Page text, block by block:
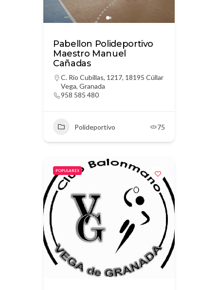
Pabellon Polideportivo
Maestro Manuel
Cañadas
C. Río Cubillas, 1217, 18195 Cúllar
Vega, Granada
958 585 480
Polideportivo 75
POPULARES